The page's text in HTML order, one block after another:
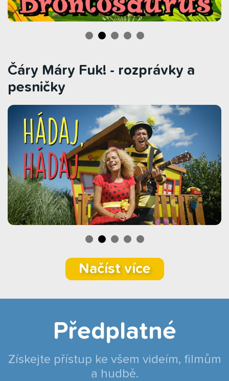
Čáry Máry Fuk! - rozprávky a
pesničky
Načíst více
Předplatné
Získejte přístup ke všem videím, filmům
a hudbě.